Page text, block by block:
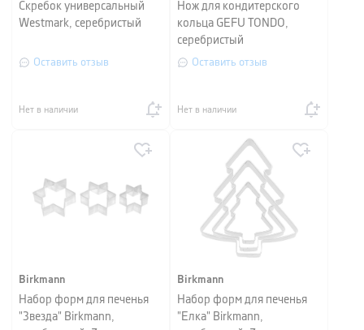
Скребок универсальный
Westmark, серебристый
Оставить отзыв
Нет в наличии
Нож для кондитерского
кольца GEFU TONDO,
серебристый
Оставить отзыв
Нет в наличии
Birkmann
Набор форм для печенья
"Звезда" Birkmann,
Birkmann
Набор форм для печенья
"Елка" Birkmann,